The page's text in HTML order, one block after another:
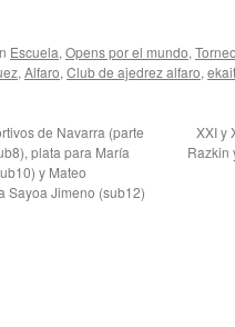
Escuela, Opens por el mundo,
, Alfaro, Club de ajedrez alfaro,
de Navarra (parte
plata para María
y Mateo
Sayoa Jimeno (sub12)
XXI y
Razkin